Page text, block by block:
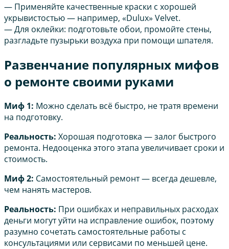
— Применяйте качественные краски с хорошей
укрывистостью — например, «Dulux» Velvet.
— Для оклейки: подготовьте обои, промойте стены,
разгладьте пузырьки воздуха при помощи шпателя.
Развенчание популярных мифов
о ремонте своими руками
Миф 1: Можно сделать всё быстро, не тратя времени
на подготовку.
Реальность: Хорошая подготовка — залог быстрого
ремонта. Недооценка этого этапа увеличивает сроки и
стоимость.
Миф 2: Самостоятельный ремонт — всегда дешевле,
чем нанять мастеров.
Реальность: При ошибках и неправильных расходах
деньги могут уйти на исправление ошибок, поэтому
разумно сочетать самостоятельные работы с
консультациями или сервисами по меньшей цене.